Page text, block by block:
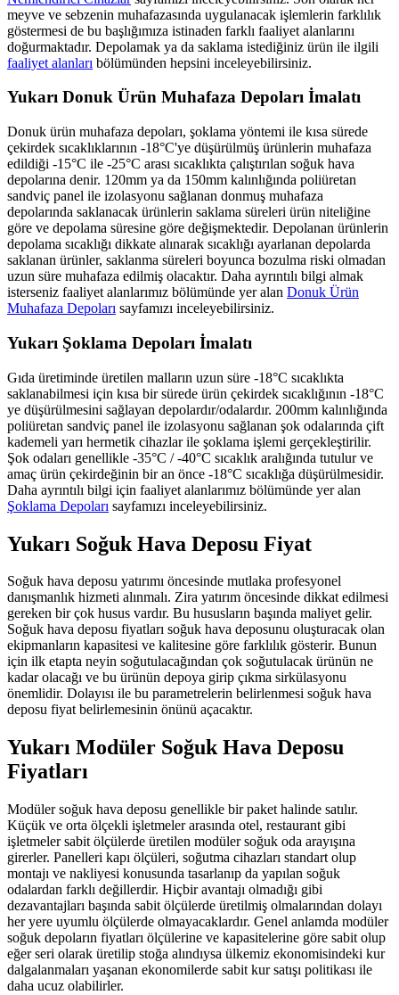
meyve ve sebzenin muhafazasında uygulanacak işlemlerin farklılık
göstermesi de bu başlığımıza istinaden farklı faaliyet alanlarını
doğurmaktadır. Depolamak ya da saklama istediğiniz ürün ile ilgili
faaliyet alanları bölümünden hepsini inceleyebilirsiniz.
Yukarı Donuk Ürün Muhafaza Depoları İmalatı
Donuk ürün muhafaza depoları, şoklama yöntemi ile kısa sürede
çekirdek sıcaklıklarının -18°C'ye düşürülmüş ürünlerin muhafaza
edildiği -15°C ile -25°C arası sıcaklıkta çalıştırılan soğuk hava
depolarına denir. 120mm ya da 150mm kalınlığında poliüretan
sandviç panel ile izolasyonu sağlanan donmuş muhafaza
depolarında saklanacak ürünlerin saklama süreleri ürün niteliğine
göre ve depolama süresine göre değişmektedir. Depolanan ürünlerin
depolama sıcaklığı dikkate alınarak sıcaklığı ayarlanan depolarda
saklanan ürünler, saklanma süreleri boyunca bozulma riski olmadan
uzun süre muhafaza edilmiş olacaktır. Daha ayrıntılı bilgi almak
isterseniz faaliyet alanlarımız bölümünde yer alan Donuk Ürün
Muhafaza Depoları sayfamızı inceleyebilirsiniz.
Yukarı Şoklama Depoları İmalatı
Gıda üretiminde üretilen malların uzun süre -18°C sıcaklıkta
saklanabilmesi için kısa bir sürede ürün çekirdek sıcaklığının -18°C
ye düşürülmesini sağlayan depolardır/odalardır. 200mm kalınlığında
poliüretan sandviç panel ile izolasyonu sağlanan şok odalarında çift
kademeli yarı hermetik cihazlar ile şoklama işlemi gerçekleştirilir.
Şok odaları genellikle -35°C / -40°C sıcaklık aralığında tutulur ve
amaç ürün çekirdeğinin bir an önce -18°C sıcaklığa düşürülmesidir.
Daha ayrıntılı bilgi için faaliyet alanlarımız bölümünde yer alan
Şoklama Depoları sayfamızı inceleyebilirsiniz.
Yukarı Soğuk Hava Deposu Fiyat
Soğuk hava deposu yatırımı öncesinde mutlaka profesyonel
danışmanlık hizmeti alınmalı. Zira yatırım öncesinde dikkat edilmesi
gereken bir çok husus vardır. Bu hususların başında maliyet gelir.
Soğuk hava deposu fiyatları soğuk hava deposunu oluşturacak olan
ekipmanların kapasitesi ve kalitesine göre farklılık gösterir. Bunun
için ilk etapta neyin soğutulacağından çok soğutulacak ürünün ne
kadar olacağı ve bu ürünün depoya girip çıkma sirkülasyonu
önemlidir. Dolayısı ile bu parametrelerin belirlenmesi soğuk hava
deposu fiyat belirlemesinin önünü açacaktır.
Yukarı Modüler Soğuk Hava Deposu
Fiyatları
Modüler soğuk hava deposu genellikle bir paket halinde satılır.
Küçük ve orta ölçekli işletmeler arasında otel, restaurant gibi
işletmeler sabit ölçülerde üretilen modüler soğuk oda arayışına
girerler. Panelleri kapı ölçüleri, soğutma cihazları standart olup
montajı ve nakliyesi konusunda tasarlanıp da yapılan soğuk
odalardan farklı değillerdir. Hiçbir avantajı olmadığı gibi
dezavantajları başında sabit ölçülerde üretilmiş olmalarından dolayı
her yere uyumlu ölçülerde olmayacaklardır. Genel anlamda modüler
soğuk depoların fiyatları ölçülerine ve kapasitelerine göre sabit olup
eğer seri olarak üretilip stoğa alındıysa ülkemiz ekonomisindeki kur
dalgalanmaları yaşanan ekonomilerde sabit kur satışı politikası ile
daha ucuz olabilirler.